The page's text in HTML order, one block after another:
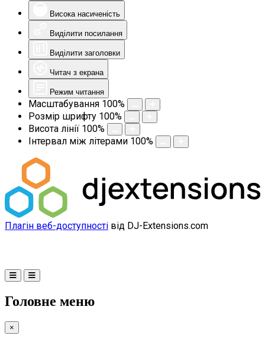
Висока насиченість
Виділити посилання
Виділити заголовки
Читач з екрана
Режим читання
Масштабування 100%
Розмір шрифту 100%
Висота лінії 100%
Інтервал між літерами 100%
Плагін веб-доступності від DJ-Extensions.com
Головне меню
×